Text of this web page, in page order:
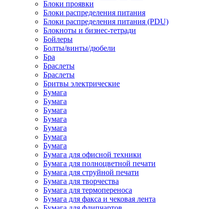
Блоки проявки
Блоки распределения питания
Блоки распределения питания (PDU)
Блокноты и бизнес-тетради
Бойлеры
Болты/винты/дюбели
Бра
Браслеты
Браслеты
Бритвы электрические
Бумага
Бумага
Бумага
Бумага
Бумага
Бумага
Бумага
Бумага для офисной техники
Бумага для полноцветной печати
Бумага для струйной печати
Бумага для творчества
Бумага для термопереноса
Бумага для факса и чековая лента